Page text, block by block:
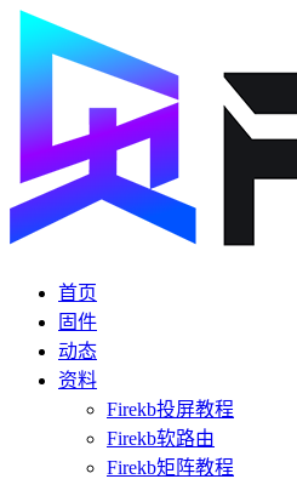
首页
固件
动态
资料
Firekb投屏教程
Firekb软路由
Firekb矩阵教程